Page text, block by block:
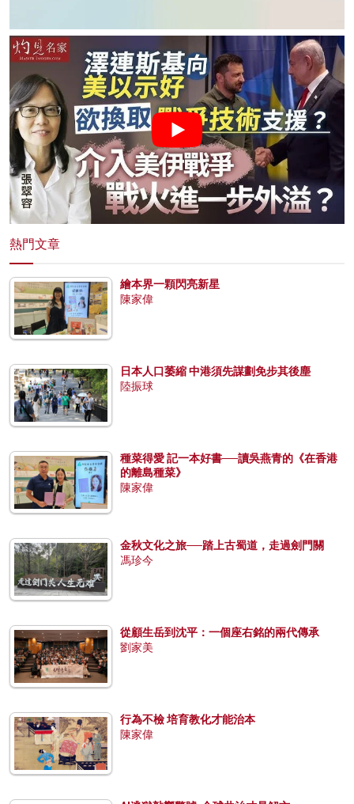
熱門文章
繪本界一顆閃亮新星
陳家偉
日本人口萎縮 中港須先謀劃免步其後塵
陸振球
種菜得愛 記一本好書──讀吳燕青的《在香港
的離島種菜》
陳家偉
金秋文化之旅──踏上古蜀道，走過劍門關
馮珍今
從顧生岳到沈平：一個座右銘的兩代傳承
劉家美
行為不檢 培育教化才能治本
陳家偉